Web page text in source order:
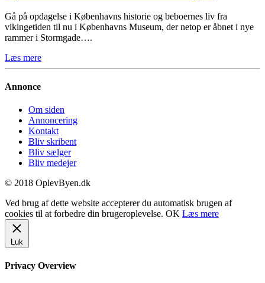
Gå på opdagelse i Københavns historie og beboernes liv fra
vikingetiden til nu i Københavns Museum, der netop er åbnet i nye
rammer i Stormgade….
Læs mere
Annonce
Om siden
Annoncering
Kontakt
Bliv skribent
Bliv sælger
Bliv medejer
© 2018 OplevByen.dk
Ved brug af dette website accepterer du automatisk brugen af
cookies til at forbedre din brugeroplevelse. OK Læs mere
Luk
Privacy Overview